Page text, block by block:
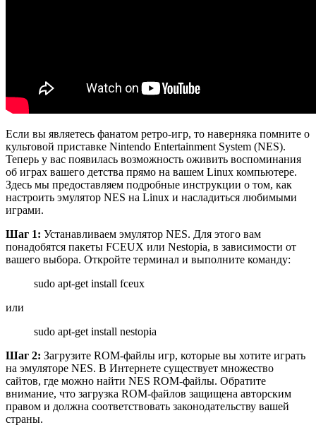
Если вы являетесь фанатом ретро-игр, то наверняка помните о
культовой приставке Nintendo Entertainment System (NES).
Теперь у вас появилась возможность оживить воспоминания
об играх вашего детства прямо на вашем Linux компьютере.
Здесь мы предоставляем подробные инструкции о том, как
настроить эмулятор NES на Linux и насладиться любимыми
играми.
Шаг 1: Устанавливаем эмулятор NES. Для этого вам
понадобятся пакеты FCEUX или Nestopia, в зависимости от
вашего выбора. Откройте терминал и выполните команду:
sudo apt-get install fceux
или
sudo apt-get install nestopia
Шаг 2: Загрузите ROM-файлы игр, которые вы хотите играть
на эмуляторе NES. В Интернете существует множество
сайтов, где можно найти NES ROM-файлы. Обратите
внимание, что загрузка ROM-файлов защищена авторским
правом и должна соответствовать законодательству вашей
страны.